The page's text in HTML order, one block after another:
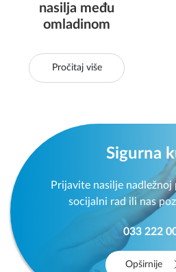
nasilja među
omladinom
Pročitaj više
Sigurna
Prijavite nasilje
socijalni rad ili nas
033 222
Opširnije